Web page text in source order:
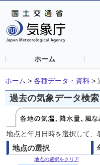
ホーム
ホーム > 各種データ・資料 >
過去の気象データ検索
地点と年月日時を選択して
地点の選択
地点の選択をクリア